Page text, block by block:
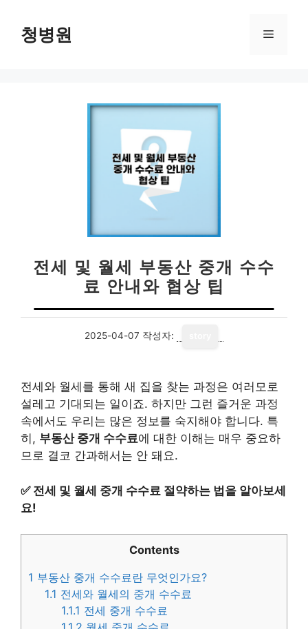
청병원 메
전세 및 월세 부동산 중개 수수
료 안내와 협상 팁
2025-04-07 작성자:
전세와 월세를 통해 새 집을 찾는 과정은 여러모로
설레고 기대되는 일이죠. 하지만 그런 즐거운 과정
속에서도 우리는 많은 정보를 숙지해야 합니다. 특
히, 부동산 중개 수수료에 대한 이해는 매우 중요하
므로 결코 간과해서는 안 돼요.
✅ 전세 및 월세 중개 수수료 절약하는 법을 알아보세
요!
Contents
1 부동산 중개 수수료란 무엇인가요?
1.1 전세와 월세의 중개 수수료
1.1.1 전세 중개 수수료